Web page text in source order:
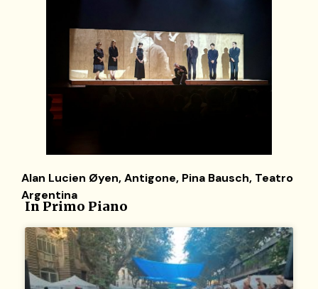
Alan Lucien Øyen,Antigone, Pina Bausch, Teatro
Argentina
In Primo Piano